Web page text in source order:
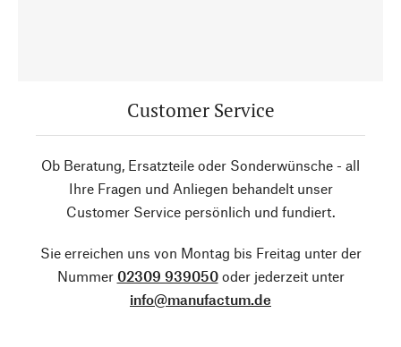
Customer Service
Ob Beratung, Ersatzteile oder Sonderwünsche - all
Ihre Fragen und Anliegen behandelt unser
Customer Service persönlich und fundiert.
Sie erreichen uns von Montag bis Freitag unter der
Nummer 02309 939050oder jederzeit unter
info@manufactum.de